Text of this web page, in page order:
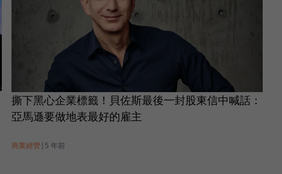
撕下黑心企業標籤！貝佐斯最後一封股東信中喊話：
亞馬遜要做地表最好的雇主
商業經營| 5 年前